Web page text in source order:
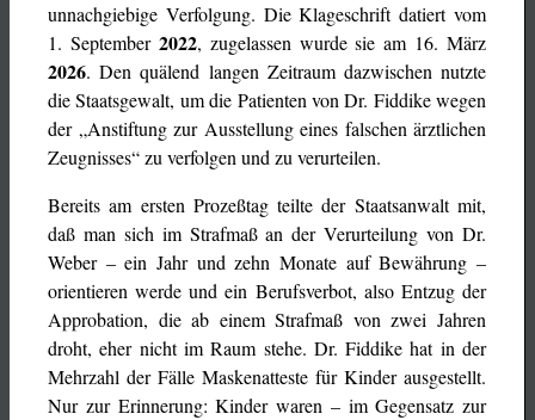
unnachgiebige Verfolgung. Die Klageschrift datiert vom
1. September 2022, zugelassen wurde sie am 16. März
2026. Den quälend langen Zeitraum dazwischen nutzte
die Staatsgewalt, um die Patienten von Dr. Fiddike wegen
der „Anstiftung zur Ausstellung eines falschen ärztlichen
Zeugnisses“ zu verfolgen und zu verurteilen.
Bereits am ersten Prozeßtag teilte der Staatsanwalt mit,
daß man sich im Strafmaß an der Verurteilung von Dr.
Weber – ein Jahr und zehn Monate auf Bewährung –
orientieren werde und ein Berufsverbot, also Entzug der
Approbation, die ab einem Strafmaß von zwei Jahren
droht, eher nicht im Raum stehe. Dr. Fiddike hat in der
Mehrzahl der Fälle Maskenatteste für Kinder ausgestellt.
Nur zur Erinnerung: Kinder waren – im Gegensatz zur